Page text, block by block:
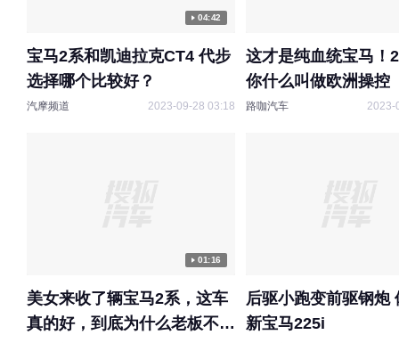
04:42
宝马2系和凯迪拉克CT4 代步
选择哪个比较好？
汽摩频道 2023-09-28 03:18
这才是纯血统宝马！
你什么叫做欧洲操控
路咖汽车 2023-
01:16
美女来收了辆宝马2系，这车
真的好，到底为什么老板不喜
后驱小跑变前驱钢炮
新宝马225i